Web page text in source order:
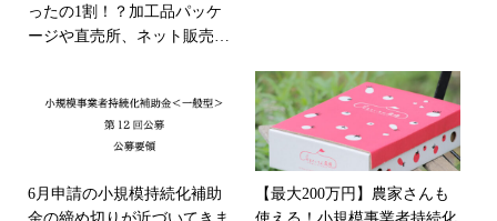
ったの1割！？加工品パッケ
ージや直売所、ネット販売の
用ガイド
6月申請の小規模持続化補助
【最大200万円】農家さんも